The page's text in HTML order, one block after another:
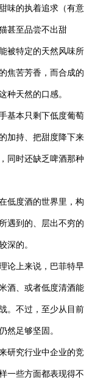
味的执着追求（有意
甚至品尝不出甜
被特定的天然风味所
焦苦芳香，而合成的
种天然的口感。
基本只剩下低度葡萄
加持、把甜度降下来
同时还缺乏啤酒那种
度酒的世界里，构
遇到的、层出不穷的
深的。
论上来说，巴菲特早
酒、或者低度清酒能
。不过，至少从目前
然足够坚固。
研究行业中企业的竞
一些方面都表现得不